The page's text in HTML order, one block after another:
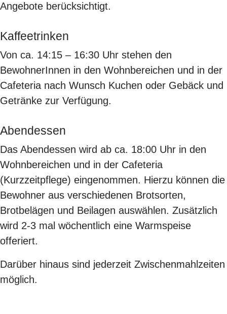
Angebote berücksichtigt.
Kaffeetrinken
Von ca. 14:15 – 16:30 Uhr stehen den
BewohnerInnen in den Wohnbereichen und in der
Cafeteria nach Wunsch Kuchen oder Gebäck und
Getränke zur Verfügung.
Abendessen
Das Abendessen wird ab ca. 18:00 Uhr in den
Wohnbereichen und in der Cafeteria
(Kurzzeitpflege) eingenommen. Hierzu können die
Bewohner aus verschiedenen Brotsorten,
Brotbelägen und Beilagen auswählen. Zusätzlich
wird 2-3 mal wöchentlich eine Warmspeise
offeriert.
Darüber hinaus sind jederzeit Zwischenmahlzeiten
möglich.